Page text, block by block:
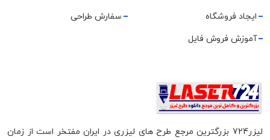
ایجاد فروشگاه
آموزش فروش فایل
سفارش طراحی
لیزر724 بزرگترین مرجع طرح های لیزری در ایران مفتخر است از زمان